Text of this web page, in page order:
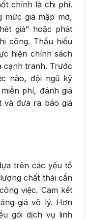
chính là chi phí.
mức giá mập mờ,
giá” hoặc phát
công. Thấu hiểu
hiện chính sách
cạnh tranh. Trước
nào, đội ngũ kỹ
phí, đánh giá
và đưa ra báo giá
trên các yếu tố
chất thải cần
việc. Cam kết
giá vô lý. Hơn
gói dịch vụ linh